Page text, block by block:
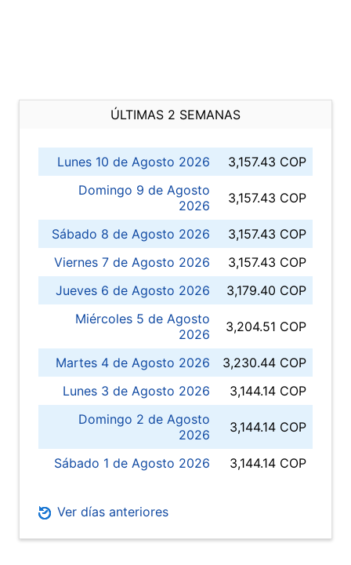
ÚLTIMAS 2 SEMANAS
Lunes 10 de Agosto 2026
3,157.43 COP
Domingo 9 de Agosto
2026
3,157.43 COP
Sábado 8 de Agosto 2026
3,157.43 COP
Viernes 7 de Agosto 2026
3,157.43 COP
Jueves 6 de Agosto 2026
3,179.40 COP
Miércoles 5 de Agosto
2026
3,204.51 COP
Martes 4 de Agosto 2026
3,230.44 COP
Lunes 3 de Agosto 2026
3,144.14 COP
Domingo 2 de Agosto
2026
3,144.14 COP
Sábado 1 de Agosto 2026 3,144.14 COP
Ver días anteriores